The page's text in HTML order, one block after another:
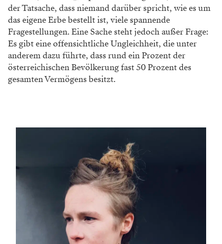
der Tatsache, dass niemand darüber spricht, wie es um
das eigene Erbe bestellt ist, viele spannende
Fragestellungen. Eine Sache steht jedoch außer Frage:
Es gibt eine offensichtliche Ungleichheit, die unter
anderem dazu führte, dass rund ein Prozent der
österreichischen Bevölkerung fast 50 Prozent des
gesamten Vermögens besitzt.